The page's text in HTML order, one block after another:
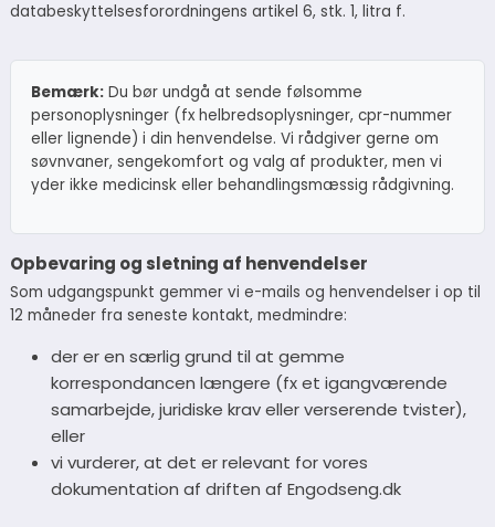
databeskyttelsesforordningens artikel 6, stk. 1, litra f.
Bemærk: Du bør undgå at sende følsomme
personoplysninger (fx helbredsoplysninger, cpr-nummer
eller lignende) i din henvendelse. Vi rådgiver gerne om
søvnvaner, sengekomfort og valg af produkter, men vi
yder ikke medicinsk eller behandlingsmæssig rådgivning.
Opbevaring og sletning af henvendelser
Som udgangspunkt gemmer vi e-mails og henvendelser i op til
12 måneder fra seneste kontakt, medmindre:
der er en særlig grund til at gemme
korrespondancen længere (fx et igangværende
samarbejde, juridiske krav eller verserende tvister),
eller
vi vurderer, at det er relevant for vores
dokumentation af driften af Engodseng.dk